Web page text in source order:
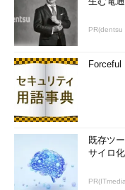
PR(dentsu
Forceful
既存ツ
サイロ化